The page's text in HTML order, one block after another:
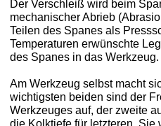
Der Verschleiß wird beim
mechanischer Abrieb
Teilen des Spanes als
Temperaturen erwünschte
des Spanes in das Werkzeug.
Am Werkzeug selbst macht
wichtigsten beiden sind der
Werkzeuges auf, der zweite
die Kolktiefe für letzteren.